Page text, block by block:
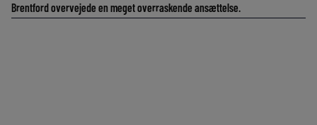
Brentford overvejede en meget overraskende ansættelse.